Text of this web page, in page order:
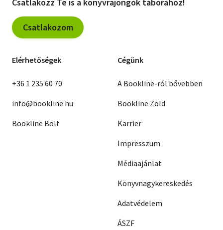
Csatlakozom
Elérhetőségek
+36 1 235 60 70
info@bookline.hu
Bookline Bolt
Cégünk
A Bookline-ról bővebben
Bookline Zöld
Karrier
Impresszum
Médiaajánlat
Könyvnagykereskedés
Adatvédelem
ÁSZF